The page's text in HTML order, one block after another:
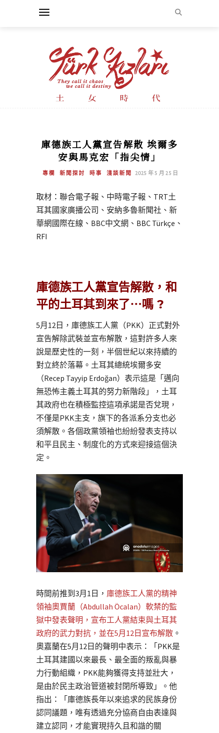
庫德族工人黨宣告解散 埃爾多
安與馬克宏「指尖情」
專欄 新聞探討 時事 淺談新聞 2025 年 5 月 25 日
取材：聯合電子報、中時電子報、TRT土
耳其國家廣播公司、安納多魯新聞社、新
華網國際在線、BBC中文網、BBC Türkçe、
RFI
庫德族工人黨宣告解散，和
平的土耳其到來了⋯嗎 ?
5月12日，庫德族工人黨（PKK）正式對外
宣告解除武裝並宣布解散，這對許多人來
說是歷史性的一刻，半個世紀以來持續的
對立終於落幕。土耳其總統埃爾多安
（Recep Tayyip Erdoğan）表示這是「邁向
無恐怖主義土耳其的努力新階段」，土耳
其政府也在積極監控這項承諾是否兌現，
不僅是PKK主支，旗下的各派系分支也必
須解散。各個政黨領袖也紛紛發表支持以
和平且民主、制度化的方式來迎接這個決
定。
時間前推到3月1日， 庫德族工人黨的精神
領袖奧賈蘭（Abdullah Öcalan）軟禁的監
獄中發表聲明，宣布工人黨結束與土耳其
政府的武力對抗，並在5月12日宣布解散 。
奧嘉蘭在5月12日的聲明中表示：「PKK是
土耳其建國以來最長、最全面的叛亂與暴
力行動組織，PKK能夠獲得支持並壯大，
是由於民主政治管道被封閉所導致」。他
指出：「庫德族長年以來追求的民族身份
認同議題，唯有透過充分協商自由表達與
建立認同，才能實現持久且和諧的關